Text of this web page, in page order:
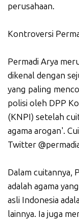
perusahaan.
Kontroversi
Permadi Arya
dikenal dengan
yang paling
polisi oleh DPP
(KNPI) setelah
agama arogan'.
Twitter
Dalam cuitannya,
adalah agama
asli Indonesia
lainnya. Ia juga